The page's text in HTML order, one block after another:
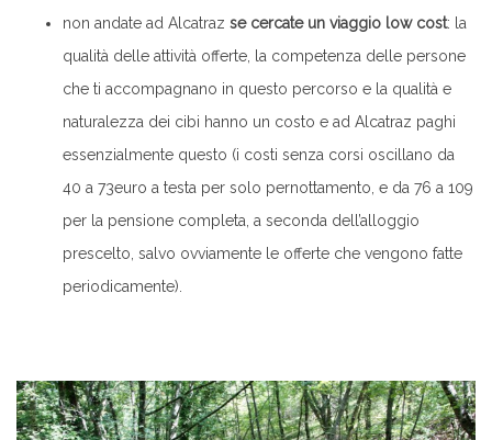
non andate ad Alcatraz se cercate un viaggio low cost: la
qualità delle attività offerte, la competenza delle persone
che ti accompagnano in questo percorso e la qualità e
naturalezza dei cibi hanno un costo e ad Alcatraz paghi
essenzialmente questo (i costi senza corsi oscillano da
40 a 73euro a testa per solo pernottamento, e da 76 a 109
per la pensione completa, a seconda dell’alloggio
prescelto, salvo ovviamente le offerte che vengono fatte
periodicamente).